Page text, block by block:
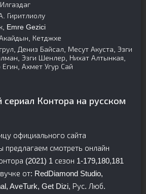
Гиритлиолу
Emre Gezici
Кетджхе
Дениз Байсал, Месут Акуста, Эзги
Эзги Шенлер, Нихат Алтынкая,
Ахмет Угур Сай
сериал Контора на русском
официального сайта
предлагаем смотреть онлайн
(2021) 1 сезон 1-179,180,181
от: RedDiamond Studio,
AveTurk, Get Dizi, Рус. Люб.